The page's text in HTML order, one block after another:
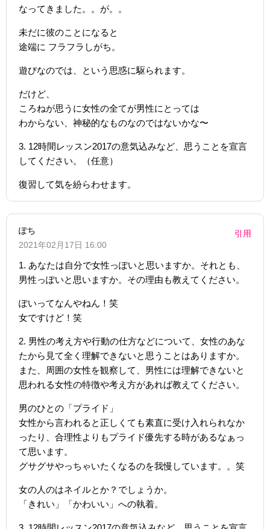
なってきました。。が。。
未だに彼のことになると
途端に フラフラしがち。
遊びなのでは、という思惑に駆られます。
だけど、
ころねが思うに女性の全てが男性にとっては
わからない、神秘的なものなのではないかな〜
3. 12時間レッスン2017の意気込みなど、思うことを宣言
してください。（任意）
復習して気を紛らわせます。
ぽち
2021年02月17日 16:00
引用
1. あなたは自分で女性っぽいと思いますか。それとも、
男性っぽいと思いますか。その理由も教えてください。
ぽいってなんやねん！笑
女ですけど！笑
2. 男性の考え方や行動の仕方などについて、女性のあな
たから見て全く理解できないと思うことはありますか。
また、周囲の女性を観察して、男性には理解できないと
思われる女性の特徴や考え方があれば教えてください。
男のひとの「プライド」
女性から言われると正しくても素直に受け入れられなか
ったり、合理性よりもプライド優先する時があるなぁっ
て思います。
グサグサやっちゃいたくなるのを我慢しています。。笑
女の人のはネイルとか？でしょうか。
「きれい」「かわいい」への執着。